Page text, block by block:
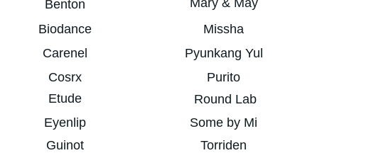
Biodance
Cosrx
Guinot
Benton
Pyunkang Yul
Purito
Some by Mi
Mary & May
Round Lab
Missha
Torriden
Carenel
Etude
Eyenlip